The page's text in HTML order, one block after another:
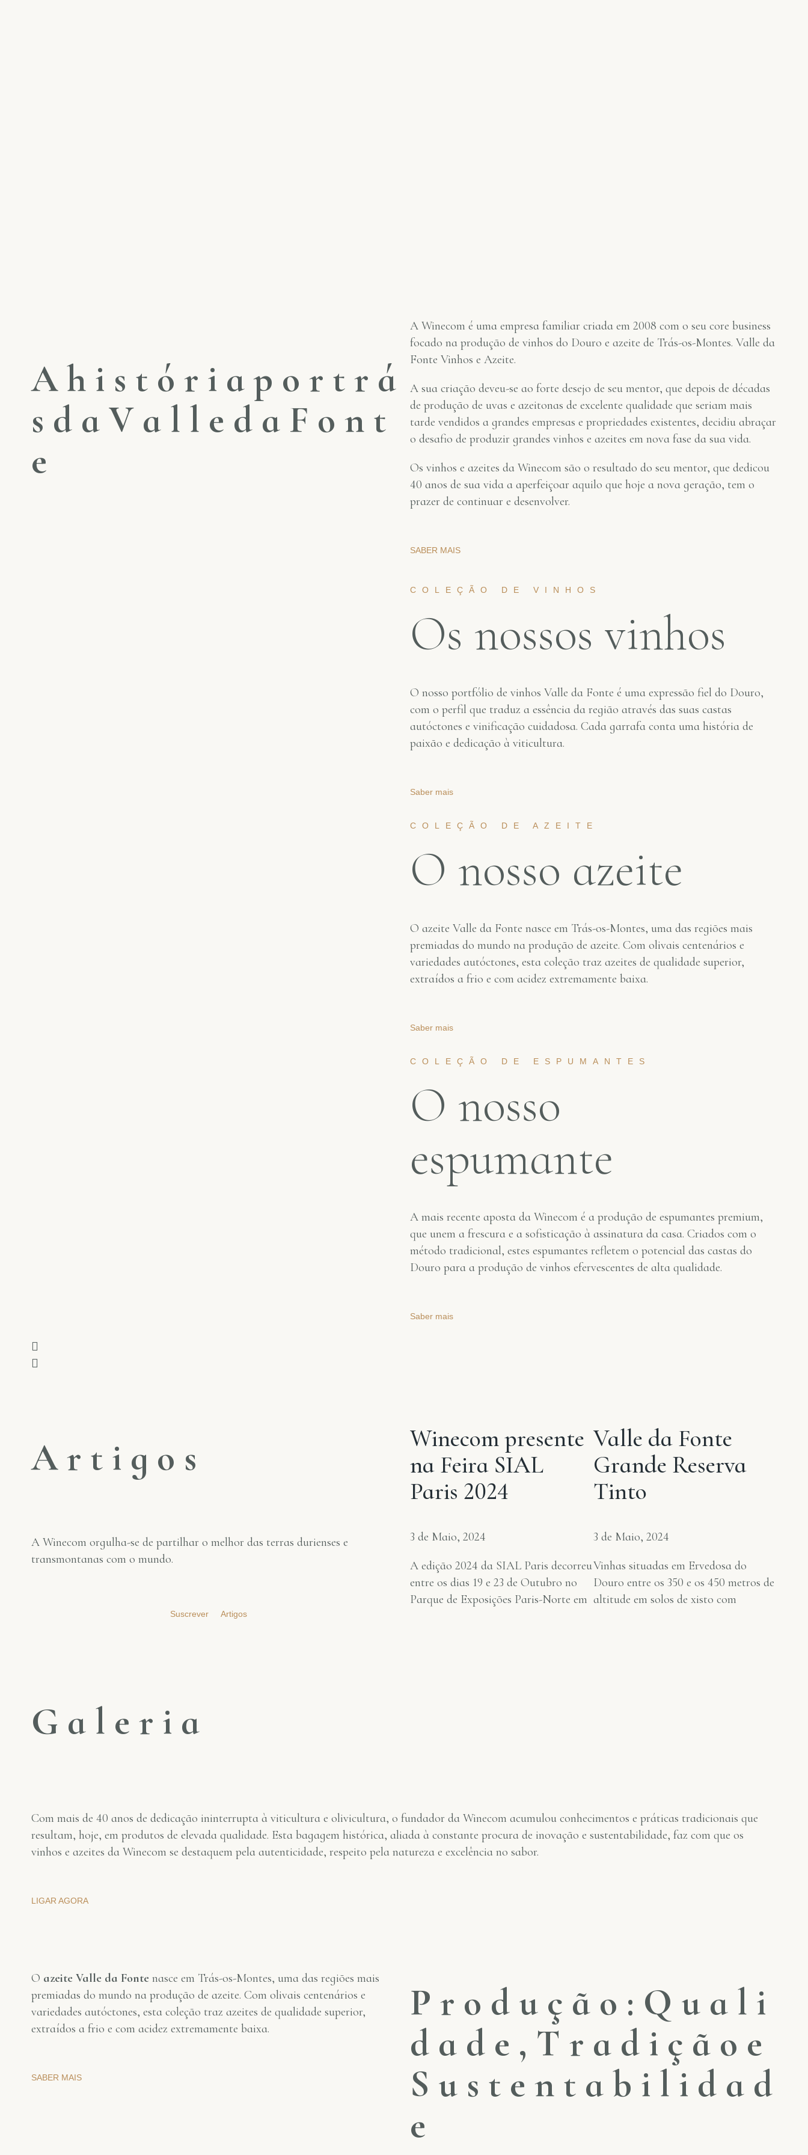
A h i s t ó r i a p o r t r á
s d a V a l l e d a F o n t
e
A Winecom é uma empresa familiar criada em 2008 com o seu core business
focado na produção de vinhos do Douro e azeite de Trás-os-Montes. Valle da
Fonte Vinhos e Azeite.
A sua criação deveu-se ao forte desejo de seu mentor, que depois de décadas
de produção de uvas e azeitonas de excelente qualidade que seriam mais
tarde vendidos a grandes empresas e propriedades existentes, decidiu abraçar
o desafio de produzir grandes vinhos e azeites em nova fase da sua vida.
Os vinhos e azeites da Winecom são o resultado do seu mentor, que dedicou
40 anos de sua vida a aperfeiçoar aquilo que hoje a nova geração, tem o
prazer de continuar e desenvolver.
SABER MAIS
COLEÇÃO DE VINHOS
Os nossos vinhos
O nosso portfólio de vinhos Valle da Fonte é uma expressão fiel do Douro,
com o perfil que traduz a essência da região através das suas castas
autóctones e vinificação cuidadosa. Cada garrafa conta uma história de
paixão e dedicação à viticultura.
Saber mais
COLEÇÃO DE AZEITE
O nosso azeite
O azeite Valle da Fonte nasce em Trás-os-Montes, uma das regiões mais
premiadas do mundo na produção de azeite. Com olivais centenários e
variedades autóctones, esta coleção traz azeites de qualidade superior,
extraídos a frio e com acidez extremamente baixa.
Saber mais
COLEÇÃO DE ESPUMANTES
O nosso
espumante
A mais recente aposta da Winecom é a produção de espumantes premium,
que unem a frescura e a sofisticação à assinatura da casa. Criados com o
método tradicional, estes espumantes refletem o potencial das castas do
Douro para a produção de vinhos efervescentes de alta qualidade.
Saber mais
A r t i g o s
A Winecom orgulha-se de partilhar o melhor das terras durienses e
transmontanas com o mundo.
Suscrever Artigos
Winecom presente
na Feira SIAL
Paris 2024
3 de Maio, 2024
A edição 2024 da SIAL Paris decorreu
entre os dias 19 e 23 de Outubro no
Parque de Exposições Paris-Norte em
Valle da Fonte
Grande Reserva
Tinto
3 de Maio, 2024
Vinhas situadas em Ervedosa do
Douro entre os 350 e os 450 metros de
altitude em solos de xisto com
G a l e r i a
Com mais de 40 anos de dedicação ininterrupta à viticultura e olivicultura, o fundador da Winecom acumulou conhecimentos e práticas tradicionais que
resultam, hoje, em produtos de elevada qualidade. Esta bagagem histórica, aliada à constante procura de inovação e sustentabilidade, faz com que os
vinhos e azeites da Winecom se destaquem pela autenticidade, respeito pela natureza e excelência no sabor.
LIGAR AGORA
O azeite Valle da Fonte nasce em Trás-os-Montes, uma das regiões mais
premiadas do mundo na produção de azeite. Com olivais centenários e
variedades autóctones, esta coleção traz azeites de qualidade superior,
extraídos a frio e com acidez extremamente baixa.
SABER MAIS
P r o d u ç ã o : Q u a l i
d a d e , T r a d i ç ã o e
S u s t e n t a b i l i d a d
e